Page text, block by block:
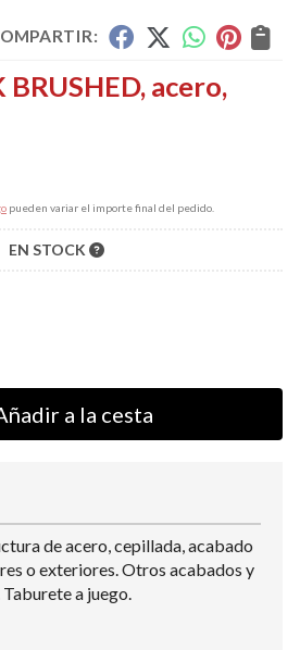
BRUSHED, acero,
pueden variar el importe final del pedido.
EN STOCK
a la cesta
de acero, cepillada, acabado
o exteriores. Otros acabados y
a juego.